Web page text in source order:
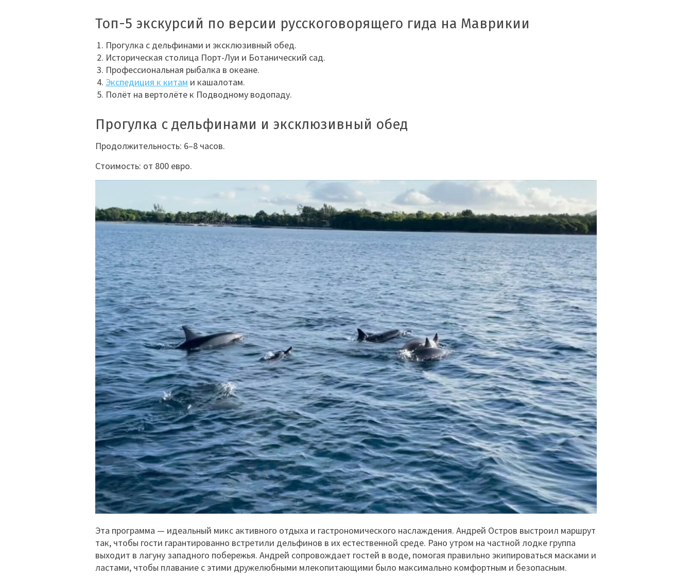
Топ-5 экскурсий по версии русскоговорящего гида на Маврикии
Прогулка с дельфинами и эксклюзивный обед.
Историческая столица Порт-Луи и Ботанический сад.
Профессиональная рыбалка в океане.
Экспедиция к китам и кашалотам.
Полёт на вертолёте к Подводному водопаду.
Прогулка с дельфинами и эксклюзивный обед
Продолжительность: 6–8 часов.
Стоимость: от 800 евро.
Эта программа — идеальный микс активного отдыха и гастрономического наслаждения. Андрей Остров выстроил маршрут
так, чтобы гости гарантированно встретили дельфинов в их естественной среде. Рано утром на частной лодке группа
выходит в лагуну западного побережья. Андрей сопровождает гостей в воде, помогая правильно экипироваться масками и
ластами, чтобы плавание с этими дружелюбными млекопитающими было максимально комфортным и безопасным.